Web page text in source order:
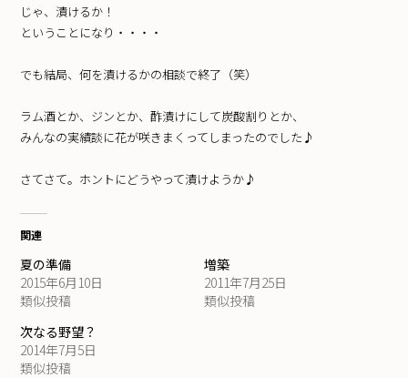
じゃ、漬けるか！
ということになり・・・・
でも結局、何を漬けるかの相談で終了（笑）
ラム酒とか、ジンとか、酢漬けにして炭酸割りとか、
みんなの実績談に花が咲きまくってしまったのでした♪
さてさて。ホントにどうやって漬けようか♪
関連
夏の準備
2015年6月10日
類似投稿
増築
2011年7月25日
類似投稿
次なる野望？
2014年7月5日
類似投稿